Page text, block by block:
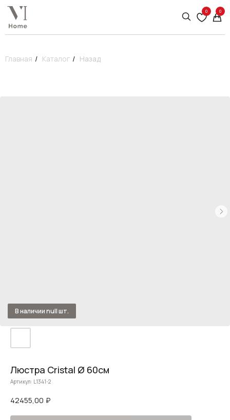
0 0
Главная / Каталог / Назад
Люстра Cristal Ø 60см
Артикул: L1341-2
42455,00 ₽